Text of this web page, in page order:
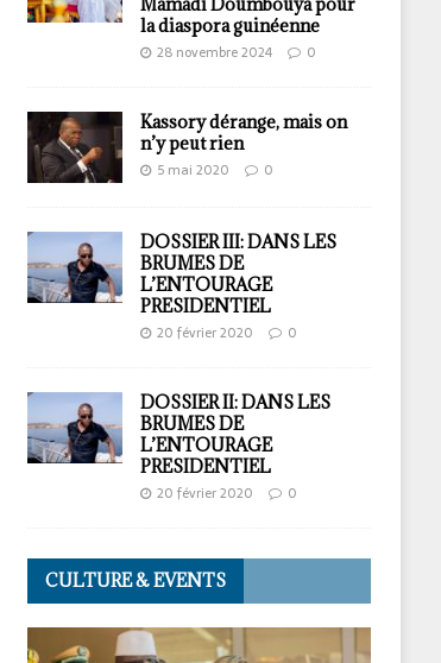
la diaspora guinéenne
28 novembre 2024 0
Kassory dérange, mais on
n’y peut rien
5 mai 2020 0
DOSSIER III: DANS LES
BRUMES DE
L’ENTOURAGE
PRESIDENTIEL
20 février 2020 0
DOSSIER II: DANS LES
BRUMES DE
L’ENTOURAGE
PRESIDENTIEL
20 février 2020 0
CULTURE & EVENTS